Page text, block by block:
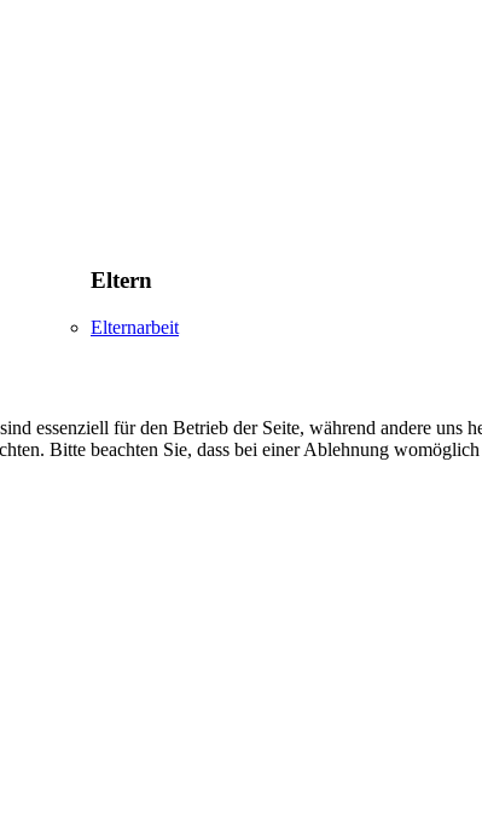
Eltern
Elternarbeit
essenziell für den Betrieb der Seite, während andere
Bitte beachten Sie, dass bei einer Ablehnung